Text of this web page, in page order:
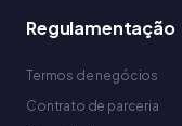
Regulamentação
Termos de negócios
Contrato de parceria